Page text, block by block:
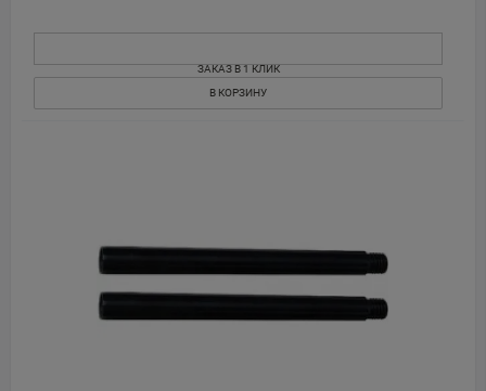
ЗАКАЗ В 1 КЛИК
В КОРЗИНУ